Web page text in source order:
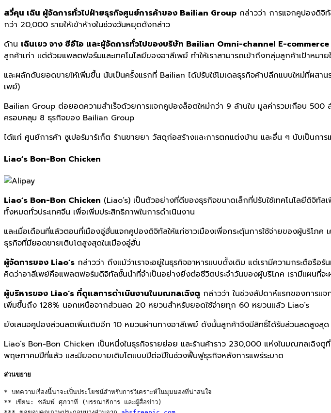
สวี่คุน เฉิน ผู้จัดการทั่วไปฝ่ายธุรกิจศูนย์การค้าของ Bailian Group กล่าวว่า การแจกคูปองดิจิ
กว่า 20,000 รายให้เข้าห้างในช่วงวันหยุดดังกล่าว
ด้าน เฉินเยว จาง ซีอีโอ และผู้จัดการทั่วไปของบริษัท Bailian Omni-channel E-commerce
ลูกค้าเก่า แต่ด้วยแพลตฟอร์มและเทคโนโลยีของอาลีเพย์ ทำให้เราสามารถเข้าถึงกลุ่มลูกค้าเป้าหมา
และผลักดันยอดขายให้เพิ่มขึ้น นับเป็นครั้งแรกที่ Bailian ได้ปรับใช้โมเดลธุรกิจค้าปลีกแบบใหม่ที่ผส
เพย์)
Bailian Group ต่อยอดความสำเร็จด้วยการแจกคูปองล็อตใหม่กว่า 9 ล้านใบ มูลค่ารวมเกือบ
ครอบคลุม 8 ธุรกิจของ Bailian Group
ได้แก่ ศูนย์การค้า ซูเปอร์มาร์เก็ต ร้านขายยา วัสดุก่อสร้างและการตกแต่งบ้าน และอื่น ๆ นับเป็นก
Liao’s Bon-Bon Chicken
Liao’s Bon-Bon Chicken (Liao’s) เป็นตัวอย่างที่ดีของธุรกิจขนาดเล็กที่ปรับใช้เทคโนโลยีดิจิทั
ทั้งหมดทั่วประเทศจีน เพื่อเพิ่มประสิทธิภาพในการดำเนินงาน
และเมื่อเดือนที่แล้วตอนที่เมืองอู่ฮั่นแจกคูปองดิจิทัลให้แก่ชาวเมืองเพื่อกระตุ้นการใช้จ่ายของผู้บริโภ
ธุรกิจที่มียอดขายเติบโตสูงสุดในเมืองอู่ฮั่น
ผู้จัดการของ Liao’s กล่าวว่า ถึงแม้ว่าเราจะอยู่ในธุรกิจอาหารแบบดั้งเดิม แต่เรามีความกระตือรือ
คิดว่าอาลีเพย์คือแพลตฟอร์มดิจิทัลชั้นนำที่จำเป็นอย่างยิ่งต่อชีวิตประจำวันของผู้บริโภค เรามีแผนที่
ผู้บริหารของ Liao’s ที่ดูแลการดำเนินงานในมณฑลเฉิงตู กล่าวว่า ในช่วงสัปดาห์แรกของการแ
เพิ่มขึ้นถึง 128% นอกเหนือจากส่วนลด 20 หยวนสำหรับยอดใช้จ่ายทุก 60 หยวนแล้ว Liao’s
ยังเสนอคูปองส่วนลดเพิ่มเติมอีก 10 หยวนผ่านทางอาลีเพย์ ดังนั้นลูกค้าจึงมีสิทธิ์ได้รับส่วนลดสูง
Liao’s Bon-Bon Chicken เป็นหนึ่งในธุรกิจรายย่อย และร้านค้าราว 230,000 แห่งในมณฑลเฉิง
พฤษภาคมปีที่แล้ว และมียอดขายเติบโตแบบปีต่อปีในช่วงฟื้นฟูธุรกิจหลังการแพร่ระบาด
ส่วนขยาย
* บทความเรื่องนี้น่าจะเป็นประโยชน์สำหรับการวิเคราะห์ในมุมมองที่น่าสนใจ
** เขียน: ชลัมพ์ ศุภวาที (บรรณาธิการ และผู้สื่อข่าว)